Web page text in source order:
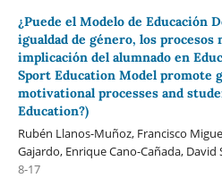
¿Puede el Modelo de Educación
igualdad de género, los procesos
implicación del alumnado en
Sport Education Model promote
motivational processes and
Education?)
Rubén Llanos-Muñoz, Francisco
Gajardo, Enrique Cano-Cañada, David
8-17